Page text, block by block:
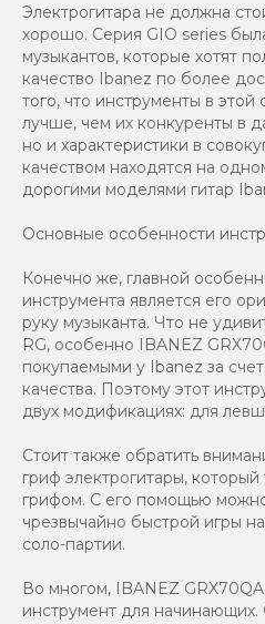
Электрогитара не должна
хорошо. Серия GIO series
музыкантов, которые хотят
качество Ibanez по более
того, что инструменты в этой
лучше, чем их конкуренты в
но и характеристики в
качеством находятся на
дорогими моделями гитар
Основные особенности
Конечно же, главной
инструмента является его
руку музыканта. Что не
RG, особенно IBANEZ
покупаемыми у Ibanez за
качества. Поэтому этот
двух модификациях: для
Стоит также обратить
гриф электрогитары,
грифом. С его помощью
чрезвычайно быстрой игры
соло-партии.
Во многом, IBANEZ
инструмент для начинающих.